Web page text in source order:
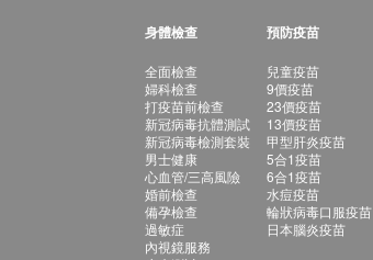
身體檢查
全面檢查
婦科檢查
打疫苗前檢查
新冠病毒抗體測試
新冠病毒檢測套裝
男士健康
心血管/三高風險
婚前檢查
備孕檢查
過敏症
內視鏡服務
預防疫苗
兒童疫苗
9價疫苗
23價疫苗
13價疫苗
甲型肝炎疫苗
5合1疫苗
6合1疫苗
水痘疫苗
輪狀病毒口服疫苗
日本腦炎疫苗